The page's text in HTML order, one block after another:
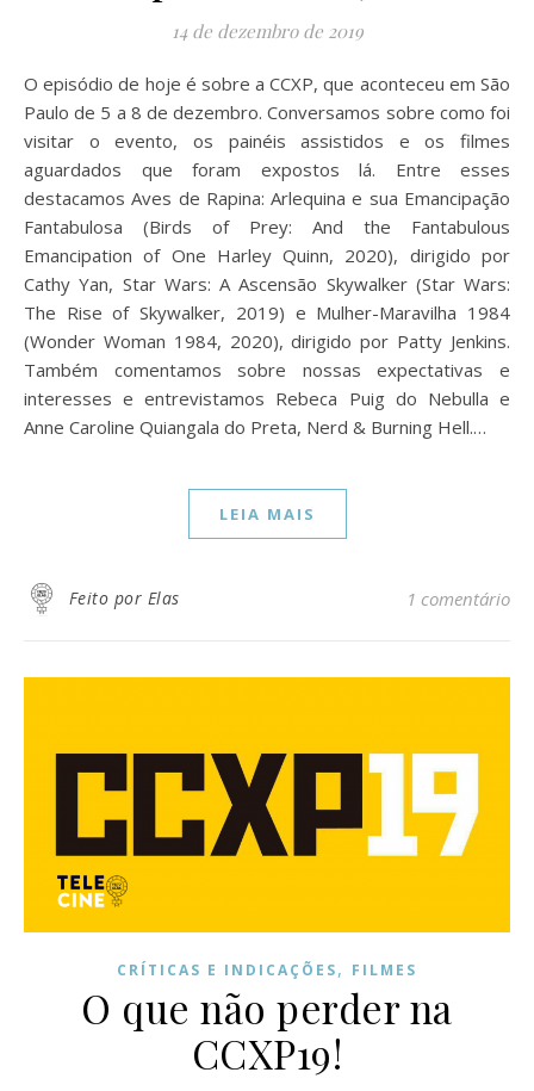
14 de dezembro de 2019
O episódio de hoje é sobre a CCXP, que aconteceu em São
Paulo de 5 a 8 de dezembro. Conversamos sobre como foi
visitar o evento, os painéis assistidos e os filmes
aguardados que foram expostos lá. Entre esses
destacamos Aves de Rapina: Arlequina e sua Emancipação
Fantabulosa (Birds of Prey: And the Fantabulous
Emancipation of One Harley Quinn, 2020), dirigido por
Cathy Yan, Star Wars: A Ascensão Skywalker (Star Wars:
The Rise of Skywalker, 2019) e Mulher-Maravilha 1984
(Wonder Woman 1984, 2020), dirigido por Patty Jenkins.
Também comentamos sobre nossas expectativas e
interesses e entrevistamos Rebeca Puig do Nebulla e
Anne Caroline Quiangala do Preta, Nerd & Burning Hell.…
LEIA MAIS
Feito por Elas 1 comentário
CRÍTICAS E INDICAÇÕES, FILMES
O que não perder na
CCXP19!